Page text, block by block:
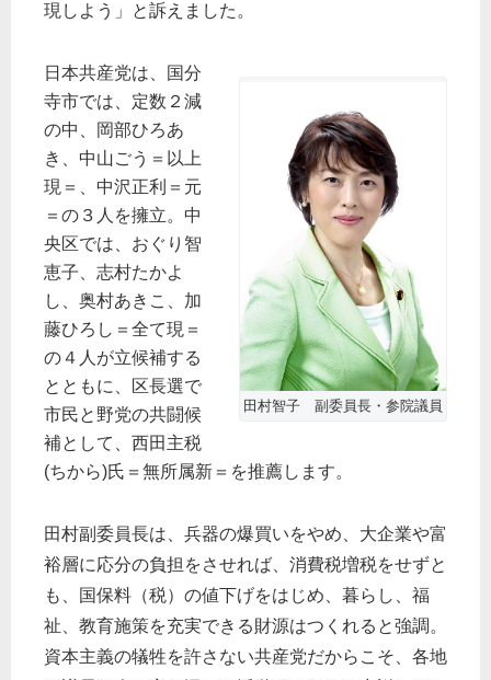
現しよう」と訴えました。
田村智子 副委員長・参院議員
日本共産党は、国分
寺市では、定数２減
の中、岡部ひろあ
き、中山ごう＝以上
現＝、中沢正利＝元
＝の３人を擁立。中
央区では、おぐり智
恵子、志村たかよ
し、奥村あきこ、加
藤ひろし＝全て現＝
の４人が立候補する
とともに、区長選で
市民と野党の共闘候
補として、西田主税
(ちから)氏＝無所属新＝を推薦します。
田村副委員長は、兵器の爆買いをやめ、大企業や富
裕層に応分の負担をさせれば、消費税増税をせずと
も、国保料（税）の値下げをはじめ、暮らし、福
祉、教育施策を充実できる財源はつくれると強調。
資本主義の犠牲を許さない共産党だからこそ、各地